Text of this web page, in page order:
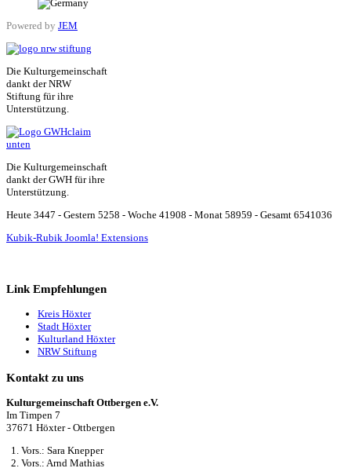
Powered by JEM
Die Kulturgemeinschaft
dankt der NRW
Stiftung für ihre
Unterstützung.
Die Kulturgemeinschaft
dankt der GWH für ihre
Unterstützung.
Heute 3447 - Gestern 5258 - Woche 41908 - Monat 58959 - Gesamt 6541036
Kubik-Rubik Joomla! Extensions
Link Empfehlungen
Kreis Höxter
Stadt Höxter
Kulturland Höxter
NRW Stiftung
Kontakt zu uns
Kulturgemeinschaft Ottbergen e.V.
Im Timpen 7
37671 Höxter - Ottbergen
1. Vors.: Sara Knepper
2. Vors.: Arnd Mathias